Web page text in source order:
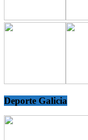
Deporte Galicia